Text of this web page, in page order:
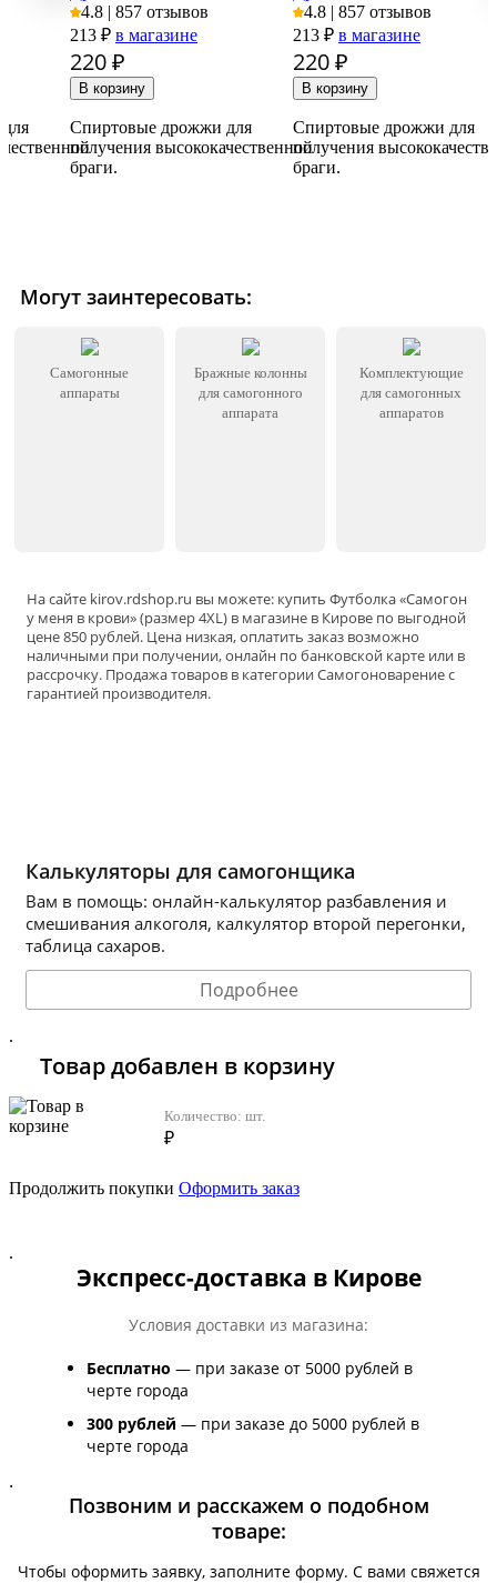
4.8 | 857 отзывов
213 ₽ в магазине
220₽
Спиртовые дрожжи для
получения высококачественной
браги.
4.8 | 857 отзывов
213 ₽ в магазине
220₽
Спиртовые дрожжи для
получения
браги.
Могут заинтересовать:
Самогонные
аппараты
Бражные колонны
для самогонного
аппарата
Комплектующие
для самогонных
аппаратов
На сайте kirov.rdshop.ru вы можете: купить Футболка «Самогон
у меня в крови» (размер 4XL) в магазине в Кирове по выгодной
цене 850 рублей. Цена низкая, оплатить заказ возможно
наличными при получении, онлайн по банковской карте или в
рассрочку. Продажа товаров в категорииСамогоноварениес
гарантией производителя.
Калькуляторы для самогонщика
Вам в помощь: онлайн-калькулятор разбавления и
смешивания алкоголя, калкулятор второй перегонки,
таблица сахаров.
Подробнее
.
Товар добавлен в корзину
Количество: шт.
₽
Продолжить покупки Оформить заказ
.
Экспресс-доставка в Кирове
Условия доставки из магазина:
Бесплатно — при заказе от 5000 рублей в
черте города
300 рублей — при заказе до 5000 рублей в
черте города
.
Позвоним и расскажем о подобном
товаре:
Чтобы оформить заявку, заполните форму. С вами свяжется